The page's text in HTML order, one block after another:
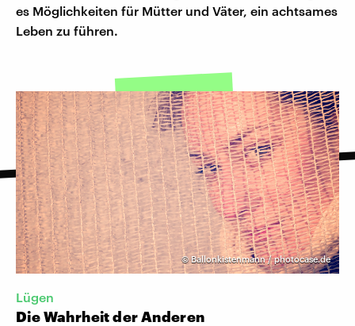
es Möglichkeiten für Mütter und Väter, ein achtsames
Leben zu führen.
©Ballonkistenmann / photocase.de
Lügen
Die Wahrheit der Anderen